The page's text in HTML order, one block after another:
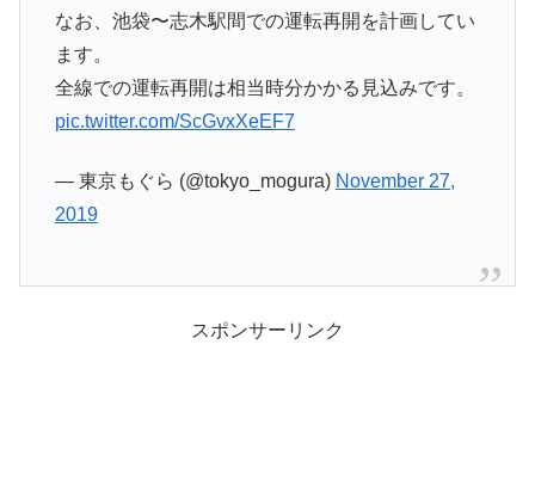
なお、池袋〜志木駅間での運転再開を計画してい
ます。
全線での運転再開は相当時分かかる見込みです。
pic.twitter.com/ScGvxXeEF7
— 東京もぐら (@tokyo_mogura) November 27,
2019
スポンサーリンク